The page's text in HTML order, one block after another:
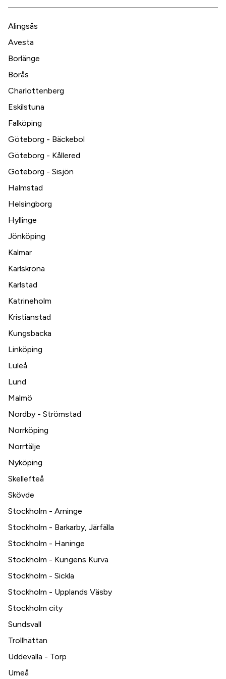
Alingsås
Avesta
Borlänge
Borås
Charlottenberg
Eskilstuna
Falköping
Göteborg - Bäckebol
Göteborg - Kållered
Göteborg - Sisjön
Halmstad
Helsingborg
Hyllinge
Jönköping
Kalmar
Karlskrona
Karlstad
Katrineholm
Kristianstad
Kungsbacka
Linköping
Luleå
Lund
Malmö
Nordby - Strömstad
Norrköping
Norrtälje
Nyköping
Skellefteå
Skövde
Stockholm - Arninge
Stockholm - Barkarby, Järfälla
Stockholm - Haninge
Stockholm - Kungens Kurva
Stockholm - Sickla
Stockholm - Upplands Väsby
Stockholm city
Sundsvall
Trollhättan
Uddevalla - Torp
Umeå